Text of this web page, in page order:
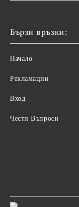
Бързи връзки:
Начало
Рекламации
Вход
Чести Въпроси